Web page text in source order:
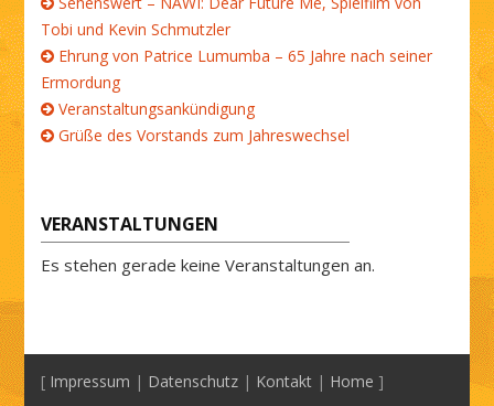
Tobi und Kevin Schmutzler
Ehrung von Patrice Lumumba – 65 Jahre nach seiner
Ermordung
Veranstaltungsankündigung
Grüße des Vorstands zum Jahreswechsel
VERANSTALTUNGEN
Es stehen gerade keine Veranstaltungen an.
[ Impressum | Datenschutz | Kontakt | Home ]